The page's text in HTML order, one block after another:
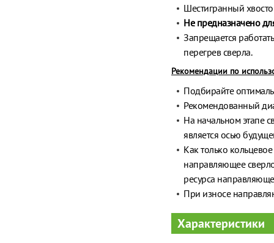
Шестигранный
Не предназначено
Запрещается
перегрев сверла.
Рекомендации по
Подбирайте
Рекомендованный
На начальном этапе
является осью
Как только
направляющее
ресурса
При износе
Характеристики